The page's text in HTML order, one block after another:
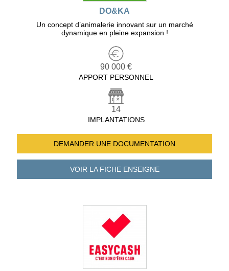
DO&KA
Un concept d’animalerie innovant sur un marché
dynamique en pleine expansion !
90 000 €
APPORT PERSONNEL
14
IMPLANTATIONS
DEMANDER UNE DOCUMENTATION
VOIR LA FICHEENSEIGNE